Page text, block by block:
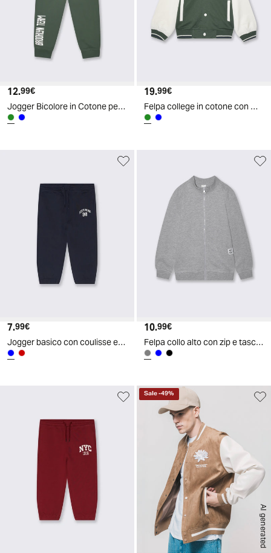
Prezzo attuale
12.99€
Jogger Bicolore in Cotone per Tempo Libero - Verde abete
Prezzo attuale
19.99€
Felpa college in cotone con maniche a contrasto - Verde abete
Prezzo attuale
7.99€
Jogger basico con coulisse e stampa - Blu
Prezzo attuale
10.99€
Felpa collo alto con zip e tascone - Grigio mel.
AI generated
Sale-49%